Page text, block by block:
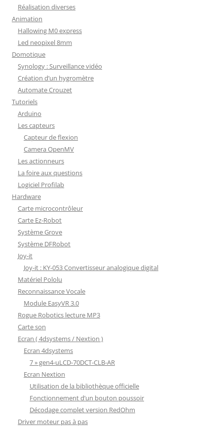
Réalisation diverses
Animation
Hallowing M0 express
Led neopixel 8mm
Domotique
Synology : Surveillance vidéo
Création d’un hygromètre
Automate Crouzet
Tutoriels
Arduino
Les capteurs
Capteur de flexion
Camera OpenMV
Les actionneurs
La foire aux questions
Logiciel Profilab
Hardware
Carte microcontrôleur
Carte Ez-Robot
Système Grove
Système DFRobot
Joy-it
Joy-it : KY-053 Convertisseur analogique digital
Matériel Pololu
Reconnaissance Vocale
Module EasyVR 3.0
Rogue Robotics lecture MP3
Carte son
Ecran ( 4dsystems / Nextion )
Ecran 4dsystems
7 » gen4-uLCD-70DCT-CLB-AR
Ecran Nextion
Utilisation de la bibliothèque officielle
Fonctionnement d’un bouton poussoir
Décodage complet version RedOhm
Driver moteur pas à pas